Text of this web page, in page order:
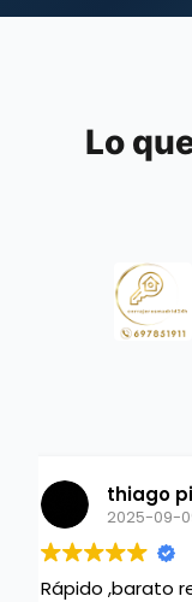
Lo
Juan
2025-
Excelente